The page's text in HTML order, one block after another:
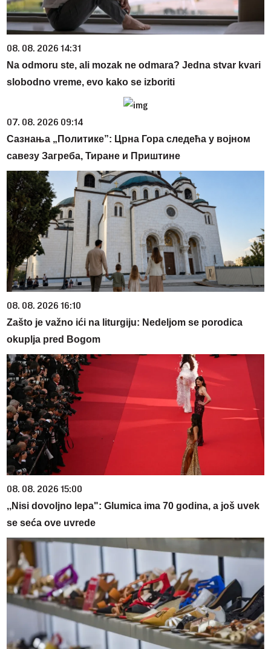
08. 08. 2026 14:31
Na odmoru ste, ali mozak ne odmara? Jedna stvar kvari
slobodno vreme, evo kako se izboriti
07. 08. 2026 09:14
Сазнања „Политике”: Црна Гора следећа у војном
савезу Загреба, Тиране и Приштине
08. 08. 2026 16:10
Zašto je važno ići na liturgiju: Nedeljom se porodica
okuplja pred Bogom
08. 08. 2026 15:00
,,Nisi dovoljno lepa": Glumica ima 70 godina, a još uvek
se seća ove uvrede